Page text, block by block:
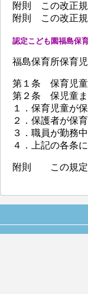
附則 この改正規
附則 この改正規
認定こども園福島保
福島保育所保育
第１条 保育児童
第２条 保児童ま
１．保育児童が
２．保護者が保
３．職員が勤務
４．上記の各条
附則 この規定